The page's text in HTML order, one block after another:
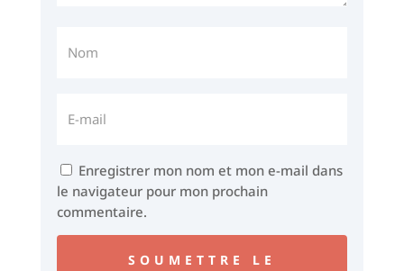
Enregistrer mon nom et mon e-mail dans
le navigateur pour mon prochain
commentaire.
SOUMETTRE LE